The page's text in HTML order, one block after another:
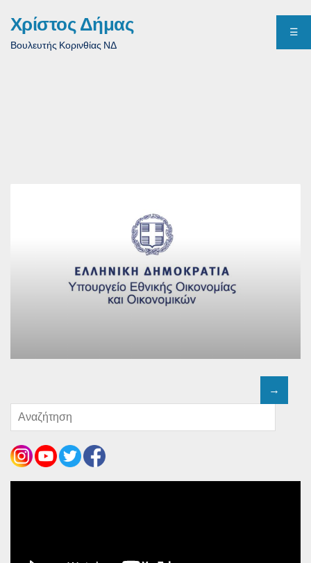
Χρίστος Δήμας
Βουλευτής Κορινθίας ΝΔ
☰